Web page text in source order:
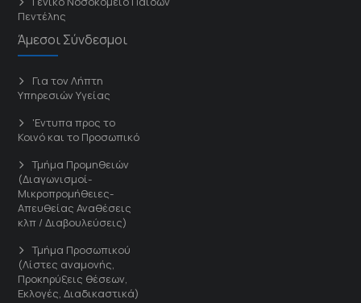
Πεντέλης
Άμεσοι Σύνδεσμοι
Για τον Λήπτη
Υπηρεσιών Υγείας
'Εντυπα προς το
Κοινό και το Προσωπικό
Τμήμα Προμηθειών
(Διαγωνισμοί-
Μικροπρομήθειες-
Απευθείας Αναθέσεις
κλπ / Διαβουλεύσεις)
Τμήμα Προσωπικού
(Λίστες αναμονής,
Προκηρύξεις θέσεων,
Εκλογές, Διαδικαστικά)